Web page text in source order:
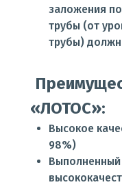
заложения
трубы (от
трубы)
«ЛОТОС»:
Высокое
98%)
Выполненный